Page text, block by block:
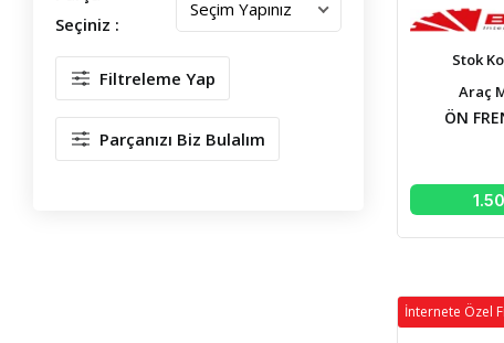
Seçiniz :
Filtreleme Yap
Parçanızı Biz Bulalım
Stok
Araç
ÖN
İnternete Özel